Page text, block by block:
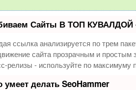
Сайты В ТОП КУВАЛДОЙ
ссылка анализируется по трем
сайта прозрачным и
релизы - используйте по
умеет делать SeoHammer